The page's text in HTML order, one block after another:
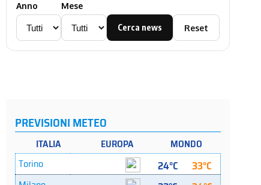
Anno Mese
Cerca news Reset